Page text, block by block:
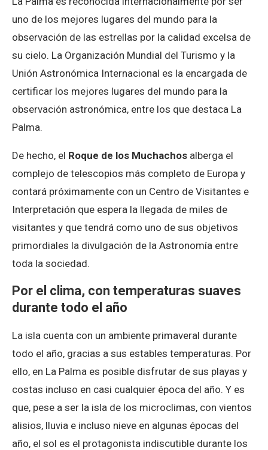
uno de los mejores lugares del mundo para la
observación de las estrellas por la calidad excelsa de
su cielo. La Organización Mundial del Turismo y la
Unión Astronómica Internacional es la encargada de
certificar los mejores lugares del mundo para la
observación astronómica, entre los que destaca La
Palma.
De hecho, el Roque de los Muchachos alberga el
complejo de telescopios más completo de Europa y
contará próximamente con un Centro de Visitantes e
Interpretación que espera la llegada de miles de
visitantes y que tendrá como uno de sus objetivos
primordiales la divulgación de la Astronomía entre
toda la sociedad.
Por el clima, con temperaturas suaves
durante todo el año
La isla cuenta con un ambiente primaveral durante
todo el año, gracias a sus estables temperaturas. Por
ello, en La Palma es posible disfrutar de sus playas y
costas incluso en casi cualquier época del año. Y es
que, pese a ser la isla de los microclimas, con vientos
alisios, lluvia e incluso nieve en algunas épocas del
año, el sol es el protagonista indiscutible durante los